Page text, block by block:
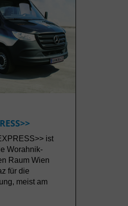
ist
Worahnik-
Raum Wien
für die
meist am